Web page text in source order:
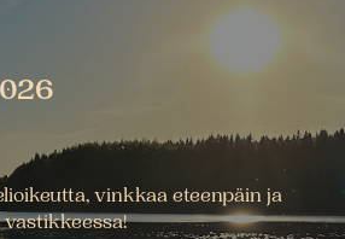
vinkkaa eteenpäin ja
vastikkeessa!